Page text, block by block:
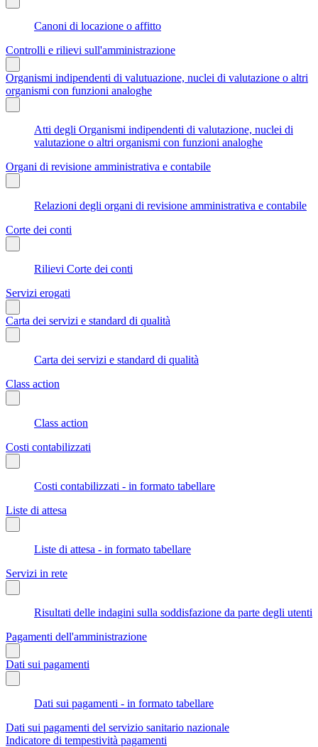
Canoni di locazione o affitto
Controlli e rilievi sull'amministrazione
Organismi indipendenti di valutuazione, nuclei di valutazione o altri
organismi con funzioni analoghe
Atti degli Organismi indipendenti di valutazione, nuclei di
valutazione o altri organismi con funzioni analoghe
Organi di revisione amministrativa e contabile
Relazioni degli organi di revisione amministrativa e contabile
Corte dei conti
Rilievi Corte dei conti
Servizi erogati
Carta dei servizi e standard di qualità
Carta dei servizi e standard di qualità
Class action
Class action
Costi contabilizzati
Costi contabilizzati - in formato tabellare
Liste di attesa
Liste di attesa - in formato tabellare
Servizi in rete
Risultati delle indagini sulla soddisfazione da parte degli utenti
Pagamenti dell'amministrazione
Dati sui pagamenti
Dati sui pagamenti - in formato tabellare
Dati sui pagamenti del servizio sanitario nazionale
Indicatore di tempestività pagamenti